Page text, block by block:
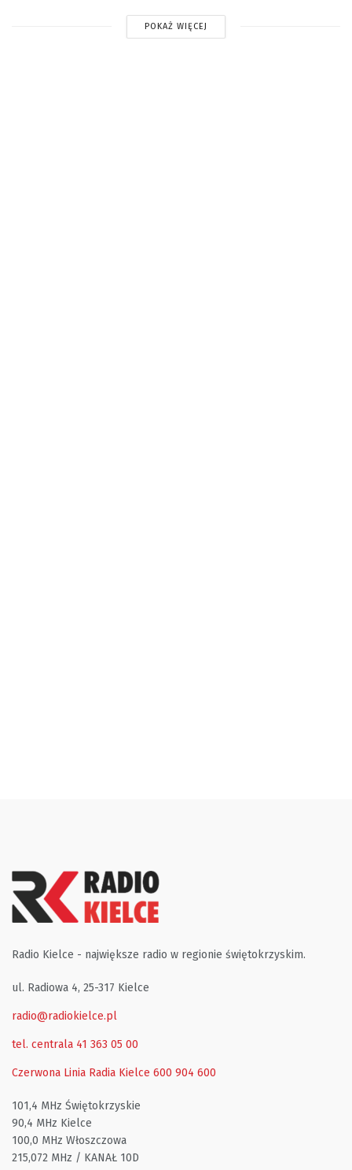
POKAŻ WIĘCEJ
Radio Kielce - największe radio w regionie świętokrzyskim.
ul. Radiowa 4, 25-317 Kielce
radio@radiokielce.pl
tel. centrala 41 363 05 00
Czerwona Linia Radia Kielce 600 904 600
101,4 MHz Świętokrzyskie
90,4 MHz Kielce
100,0 MHz Włoszczowa
215,072 MHz / KANAŁ 10D